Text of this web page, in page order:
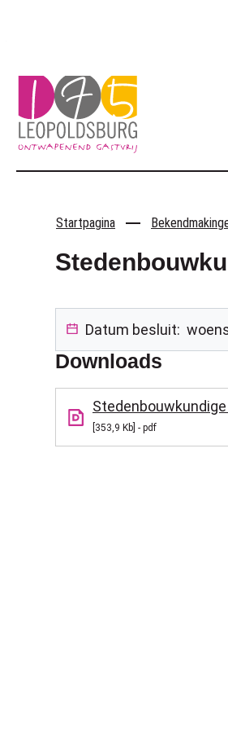
Leopoldsburg
Startpagina
Datum besluit:
Downloads
353,9 Kb pdf